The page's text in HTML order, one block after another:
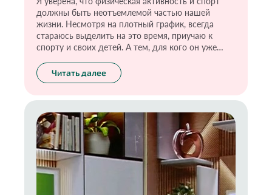
должны быть неотъемлемой частью нашей
жизни. Несмотря на плотный график, всегда
стараюсь выделить на это время, приучаю к
спорту и своих детей. А тем, для кого он уже
обязательно обращать внимание на баланс
витаминов.
Читать далее